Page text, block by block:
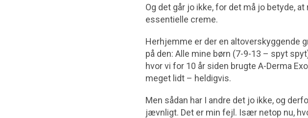
Og det går jo ikke, for det må jo betyde,
essentielle creme.
Herhjemme er der en altoverskyggende
på den: Alle mine børn (7-9-13 – spyt
hvor vi for 10 år siden brugte A-Derma
meget lidt – heldigvis.
Men sådan har I andre det jo ikke, og
jævnligt. Det er min fejl. Især netop nu,